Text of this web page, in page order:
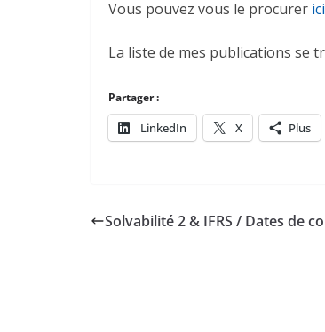
Vous pouvez vous le procurer ici
La liste de mes publications se
Partager :
LinkedIn X Plus
Solvabilité 2 & IFRS / Dates de